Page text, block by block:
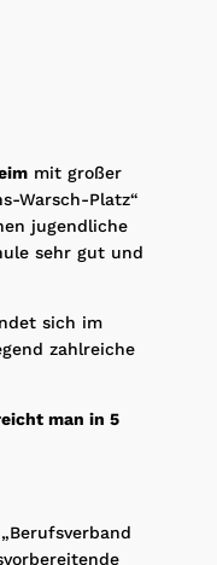
mit großer
Warsch-Platz“
jugendliche
sehr gut und
sich im
zahlreiche
man in 5